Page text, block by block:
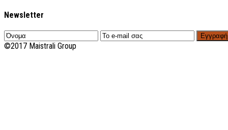
Newsletter
Εγγραφή
©2017 Maistrali Group